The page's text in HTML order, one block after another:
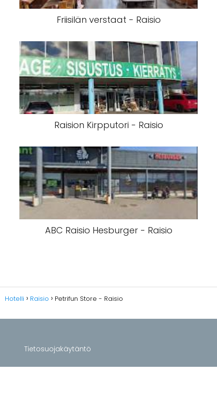
Friisilän verstaat - Raisio
Raision Kirpputori - Raisio
ABC Raisio Hesburger - Raisio
Hotelli Raisio Petrifun Store - Raisio
Tietosuojakäytäntö